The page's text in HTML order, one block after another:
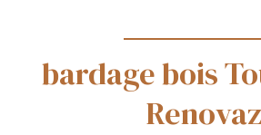
bardage bois
Renovaz